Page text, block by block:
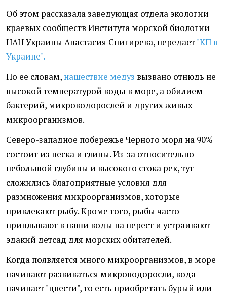
Об этом рассказала заведующая отдела экологии
краевых сообществ Института морской биологии
НАН Украины Анастасия Снигирева, передает"КП в
Украине".
По ее словам, нашествие медуз вызвано отнюдь не
высокой температурой воды в море, а обилием
бактерий, микроводорослей и других живых
микроорганизмов.
Северо-западное побережье Черного моря на 90%
состоит из песка и глины. Из-за относительно
небольшой глубины и высокого стока рек, тут
сложились благоприятные условия для
размножения микроорганизмов, которые
привлекают рыбу. Кроме того, рыбы часто
приплывают в наши воды на нерест и устраивают
эдакий детсад для морских обитателей.
Когда появляется много микроорганизмов, в море
начинают развиваться микроводоросли, вода
начинает "цвести", то есть приобретать бурый или